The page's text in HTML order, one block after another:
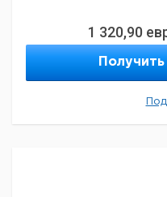
1 320,90